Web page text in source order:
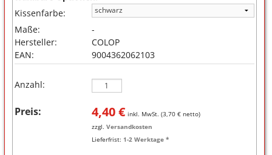
Kissenfarbe:
Maße:
-
Hersteller:
COLOP
EAN:
9004362062103
Anzahl:
Preis: 4,40€ inkl. MwSt. (3,70€ netto)
zzgl. Versandkosten
Lieferfrist: 1-2 Werktage *